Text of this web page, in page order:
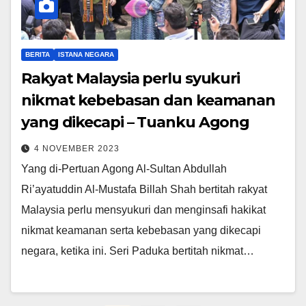
BERITA ISTANA NEGARA
Rakyat Malaysia perlu syukuri
nikmat kebebasan dan keamanan
yang dikecapi – Tuanku Agong
4 NOVEMBER 2023
Yang di-Pertuan Agong Al-Sultan Abdullah
Ri’ayatuddin Al-Mustafa Billah Shah bertitah rakyat
Malaysia perlu mensyukuri dan menginsafi hakikat
nikmat keamanan serta kebebasan yang dikecapi
negara, ketika ini. Seri Paduka bertitah nikmat…